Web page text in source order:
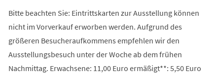
Bitte beachten Sie: Eintrittskarten zur Ausstellung können
nicht im Vorverkauf erworben werden. Aufgrund des
größeren Besucheraufkommens empfehlen wir den
Ausstellungsbesuch unter der Woche ab dem frühen
Nachmittag. Erwachsene: 11,00 Euro ermäßigt**: 5,50 Euro